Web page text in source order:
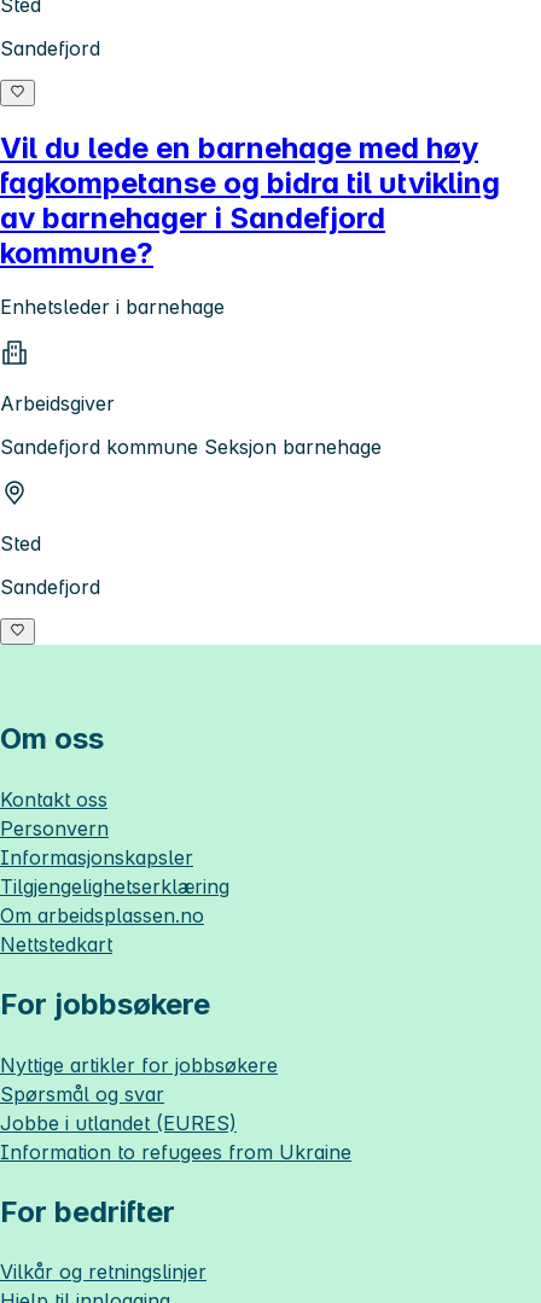
Sandefjord
Vil du lede en barnehage med høy
fagkompetanse og bidra til utvikling
av barnehager i Sandefjord
kommune?
Enhetsleder i barnehage
Arbeidsgiver
Sandefjord kommune Seksjon barnehage
Sted
Sandefjord
Om oss
Kontakt oss
Personvern
Informasjonskapsler
Tilgjengelighetserklæring
Om arbeidsplassen.no
Nettstedkart
For jobbsøkere
Nyttige artikler for jobbsøkere
Spørsmål og svar
Jobbe i utlandet (EURES)
Information to refugees from Ukraine
For bedrifter
Vilkår og retningslinjer